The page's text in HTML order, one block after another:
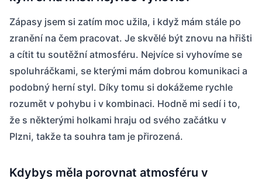
Zápasy jsem si zatím moc užila, i když mám stále po
zranění na čem pracovat. Je skvělé být znovu na hřišti
a cítit tu soutěžní atmosféru. Nejvíce si vyhovíme se
spoluhráčkami, se kterými mám dobrou komunikaci a
podobný herní styl. Díky tomu si dokážeme rychle
rozumět v pohybu i v kombinaci. Hodně mi sedí i to,
že s některými holkami hraju od svého začátku v
Plzni, takže ta souhra tam je přirozená.
Kdybys měla porovnat atmosféru v